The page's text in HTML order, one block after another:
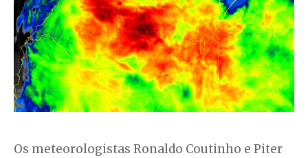
Os meteorologistas Ronaldo Coutinho e Piter